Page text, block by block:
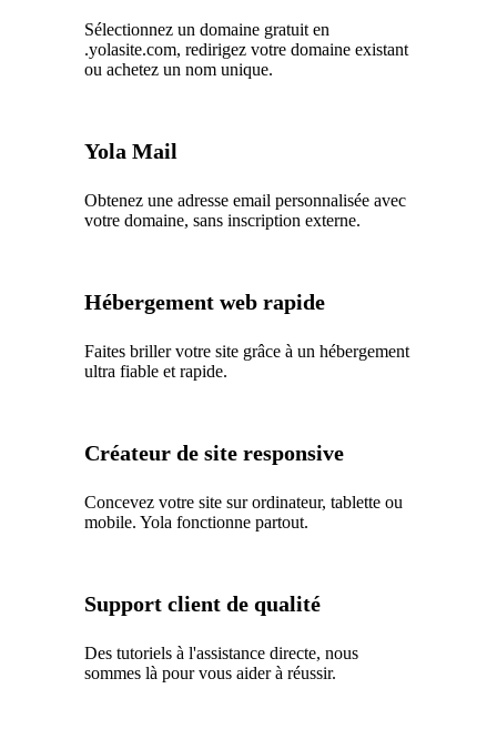
Sélectionnez un domaine gratuit en
.yolasite.com, redirigez votre domaine existant
ou achetez un nom unique.
Yola Mail
Obtenez une adresse email personnalisée avec
votre domaine, sans inscription externe.
Hébergement web rapide
Faites briller votre site grâce à un hébergement
ultra fiable et rapide.
Créateur de site responsive
Concevez votre site sur ordinateur, tablette ou
mobile. Yola fonctionne partout.
Support client de qualité
Des tutoriels à l'assistance directe, nous
sommes là pour vous aider à réussir.